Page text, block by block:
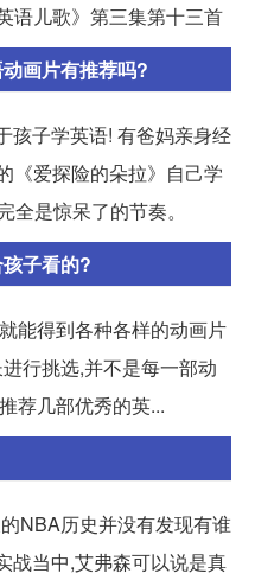
语儿歌》第三集第十三首
画片有推荐吗?
孩子学英语! 有爸妈亲身经
《爱探险的朵拉》自己学
是惊呆了的节奏。
子看的?
能得到各种各样的动画片
行挑选,并不是每一部动
荐几部优秀的英...
NBA历史并没有发现有谁
战当中,艾弗森可以说是真